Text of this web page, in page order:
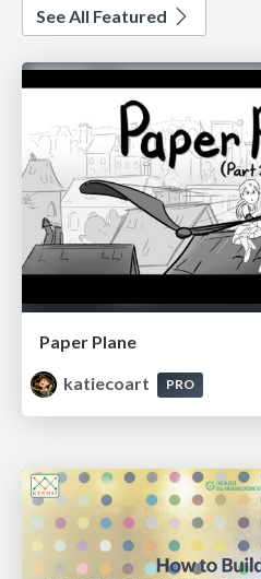
See All Featured
Paper Plane
katiecoart
PRO